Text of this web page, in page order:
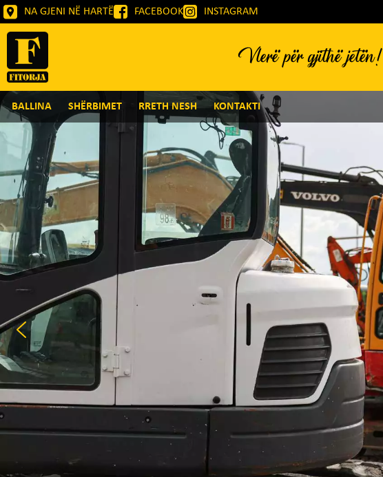
NA GJENI NË HARTË FACEBOOK INSTAGRAM
Vlerë për gjithë jetën!
BALLINA SHËRBIMET RRETH NESH KONTAKTI